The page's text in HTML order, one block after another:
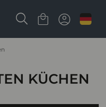
KÜCHEN